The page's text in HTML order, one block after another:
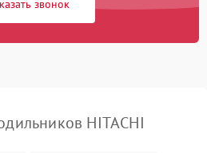
2000 ₽ Подробнее →
звонок
HITACHI